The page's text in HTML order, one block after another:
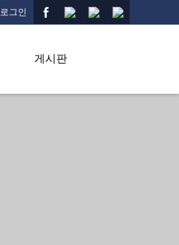
로그인
게시판